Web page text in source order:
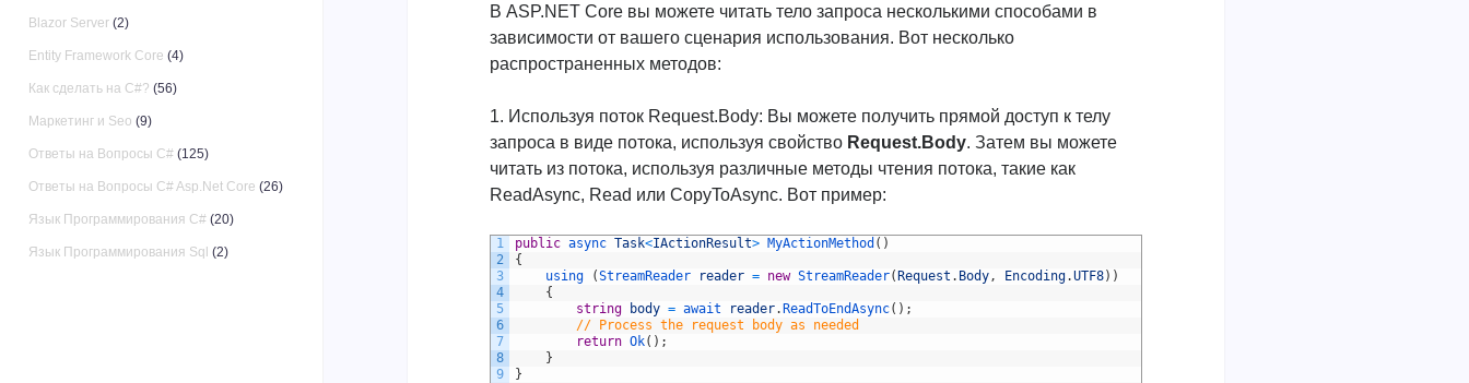
Blazor Server(2)
Entity Framework Core (4)
Как сделать на C#? (56)
Маркетинг и Seo (9)
Ответы на Вопросы C#(125)
Ответы на Вопросы C# Asp.Net Core (26)
Язык Программирования C#(20)
Язык Программирования Sql (2)
В ASP.NET Core вы можете читать тело запроса несколькими способами в
зависимости от вашего сценария использования. Вот несколько
распространенных методов:
1. Используя поток Request.Body: Вы можете получить прямой доступ к телу
запроса в виде потока, используя свойство Request.Body. Затем вы можете
читать из потока, используя различные методы чтения потока, такие как
ReadAsync, Read или CopyToAsync. Вот пример:
1
2
3
4
5
6
7
8
9
public async Task<IActionResult> MyActionMethod ( )
{
using
(StreamReader reader = new StreamReader(Request . Body , Encoding.UTF8) )
{
string
body = await reader.ReadToEndAsync( ) ;
// Process the request body as needed
return Ok( ) ;
}
}